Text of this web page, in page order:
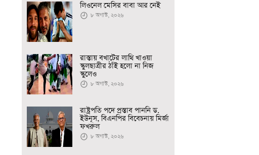
লিওনেল মেসির বাবা আর নেই
৮ অগাস্ট, ২০২৬
রাস্তায় বখাটের লাথি খাওয়া
স্কুলছাত্রীর ঠাঁই হলো না নিজ
স্কুলেও
৮ অগাস্ট, ২০২৬
রাষ্ট্রপতি পদে প্রস্তাব পাননি ড.
ইউনূস, বিএনপির বিবেচনায় মির্জা
ফখরুল
৮ অগাস্ট, ২০২৬